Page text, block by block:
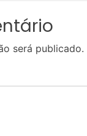
será publicado.